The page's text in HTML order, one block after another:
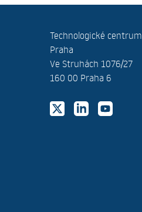
Technologické centrum
Praha
Ve Struhách 1076/27
160 00 Praha 6